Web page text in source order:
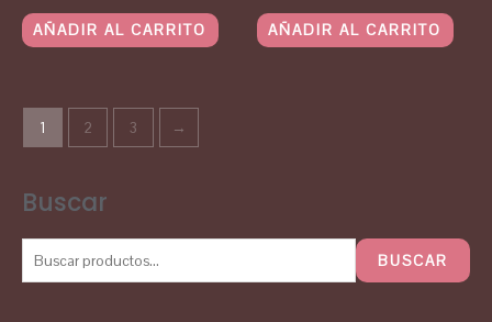
Buscar
BUSCAR
AÑADIR AL CARRITO AÑADIR AL CARRITO
1 2 3 →